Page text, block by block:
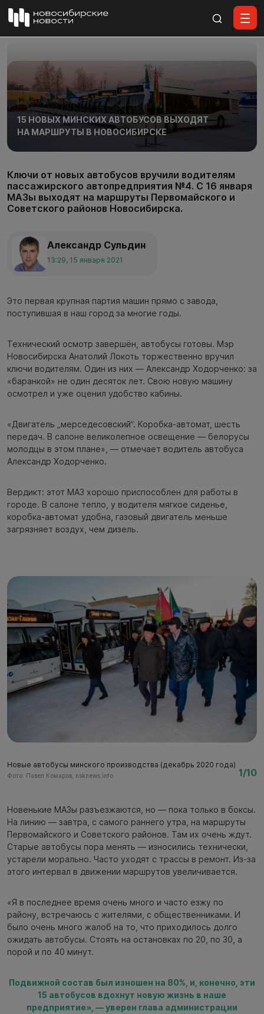
15 НОВЫХ МИНСКИХ АВТОБУСОВ ВЫХОДЯТ
НА МАРШРУТЫ В НОВОСИБИРСКЕ
Ключи от новых автобусов вручили водителям
пассажирского автопредприятия №4. С 16 января
МАЗы выходят на маршруты Первомайского и
Советского районов Новосибирска.
Александр Сульдин
13:29, 15 января 2021
Это первая крупная партия машин прямо с завода,
поступившая в наш город за многие годы.
Технический осмотр завершён, автобусы готовы. Мэр
Новосибирска Анатолий Локоть торжественно вручил
ключи водителям. Один из них — Александр Ходорченко: за
«баранкой» не один десяток лет. Свою новую машину
осмотрел и уже оценил удобство кабины.
«Двигатель „мерседесовский“. Коробка-автомат, шесть
передач. В салоне великолепное освещение — белорусы
молодцы в этом плане», — отмечает водитель автобуса
Александр Ходорченко.
Вердикт: этот МАЗ хорошо приспособлен для работы в
городе. В салоне тепло, у водителя мягкое сиденье,
коробка-автомат удобна, газовый двигатель меньше
загрязняет воздух, чем дизель.
Новые автобусы минского производства (декабрь 2020 года)
Фото: Павел Комаров, nsknews.info 1/10
Новенькие МАЗы разъезжаются, но — пока только в боксы.
На линию — завтра, с самого раннего утра, на маршруты
Первомайского и Советского районов. Там их очень ждут.
Старые автобусы пора менять — износились технически,
устарели морально. Часто уходят с трассы в ремонт. Из-за
этого интервал в движении маршрутов увеличивается.
«Я в последнее время очень много и часто езжу по
району, встречаюсь с жителями, с общественниками. И
было очень много жалоб на то, что приходилось долго
ожидать автобусы. Стоять на остановках по 20, по 30, а
порой и по 40 минут.
Подвижной состав был изношен на 80%, и, конечно, эти
15 автобусов вдохнут новую жизнь в наше
предприятие», — уверен глава администрации